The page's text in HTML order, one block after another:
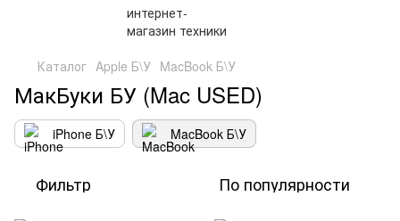
Каталог Apple Б\У MacBook Б\У
МакБуки БУ (Mac USED)
iPhone Б\У MacBook Б\У
Фильтр По популярности